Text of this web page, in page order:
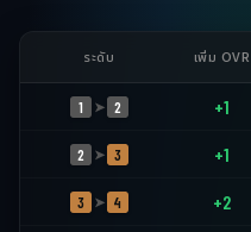
ระดับ เพิ่ม OVR
1 ➤ 2 +1
2 ➤ 3 +1
3 ➤ 4 +2